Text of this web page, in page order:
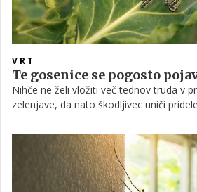
VRT
Te gosenice se pogosto
Nihče ne želi vložiti več tednov truda v
zelenjave, da nato škodljivec uniči
zrasle, tako da preprečite napade